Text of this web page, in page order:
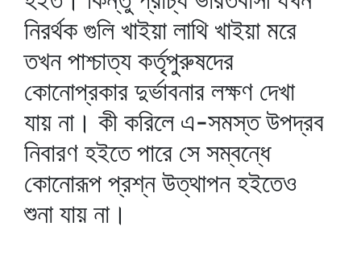
নিরর্থক গুলি খাইয়া লাথি খাইয়া মরে
তখন পাশ্চাত্য কর্তৃপুরুষদের
কোনোপ্রকার দুর্ভাবনার লক্ষণ দেখা
যায় না। কী করিলে এ-সমস্ত উপদ্রব
নিবারণ হইতে পারে সে সম্বন্ধে
কোনোরূপ প্রশ্ন উত্থাপন হইতেও
শুনা যায় না।